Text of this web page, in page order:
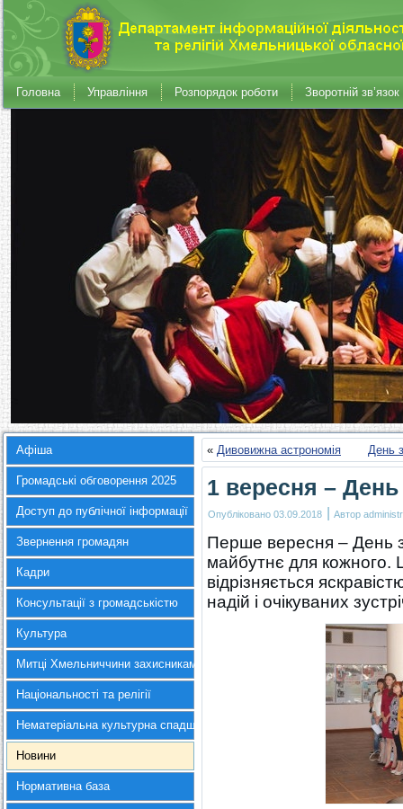
Головна Управління Розпорядок роботи Зворотній зв’язок
Афіша
Громадські обговорення 2025
Доступ до публічної інформації
Звернення громадян
Кадри
Консультації з громадськістю
Культура
Митці Хмельниччини захисникам України
Національності та релігії
Нематеріальна культурна спадщина
Новини
Нормативна база
« Дивовижна астрономія День
1 вересня – День
Опубліковано 03.09.2018 | Автор
Перше вересня – День
майбутнє для кожного.
відрізняється
надій і очікуваних